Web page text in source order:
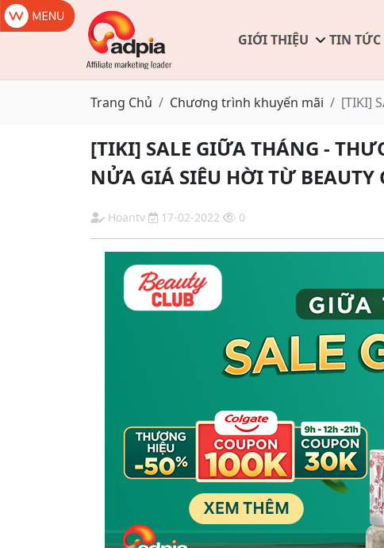
GIỚI THIỆU TIN TỨC
Trang Chủ Chương trình khuyến mãi [TIKI]
[TIKI] SALE GIỮA THÁNG -
NỬA GIÁ SIÊU HỜI TỪ BEAUTY
Hoantv 17-02-2022 0